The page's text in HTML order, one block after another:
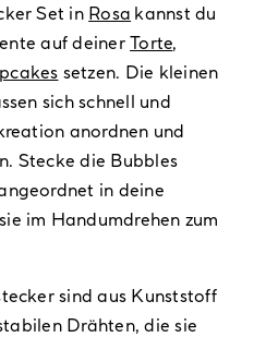
Set in Rosa kannst du
auf deinerTorte,
setzen. Die kleinen
sich schnell und
anordnen und
Stecke die Bubbles
in deine
im Handumdrehen zum
sind aus Kunststoff
Drähten, die sie